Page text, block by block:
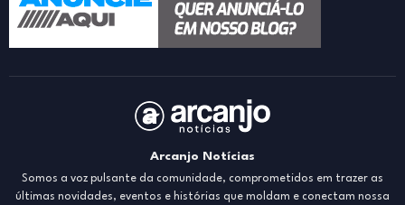
Arcanjo Notícias
Somos a voz pulsante da comunidade, comprometidos em trazer as
últimas novidades, eventos e histórias que moldam e conectam nossa